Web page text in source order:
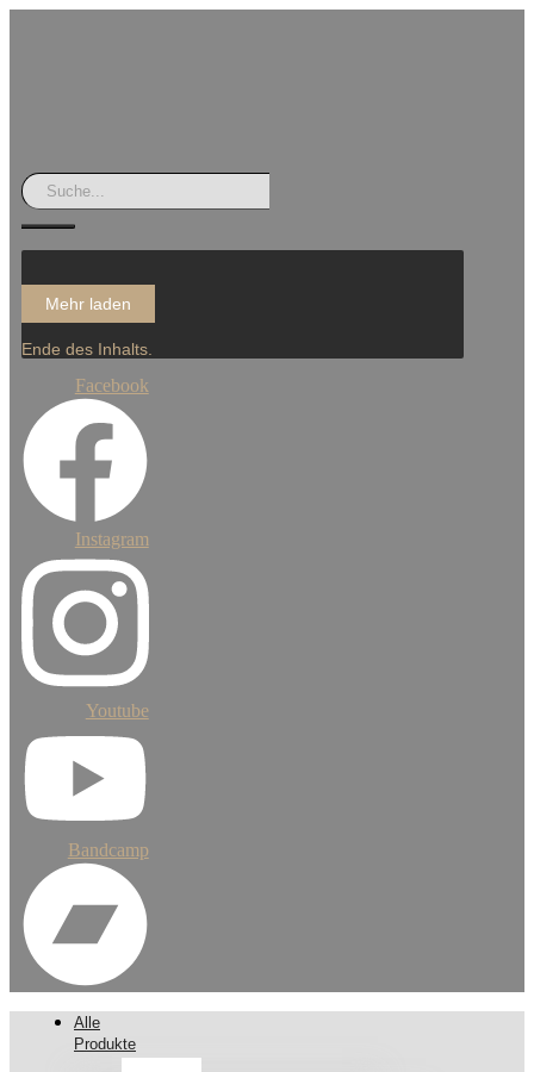
Mehr laden
Ende des Inhalts.
Facebook
Instagram
Youtube
Bandcamp
Alle
Produkte